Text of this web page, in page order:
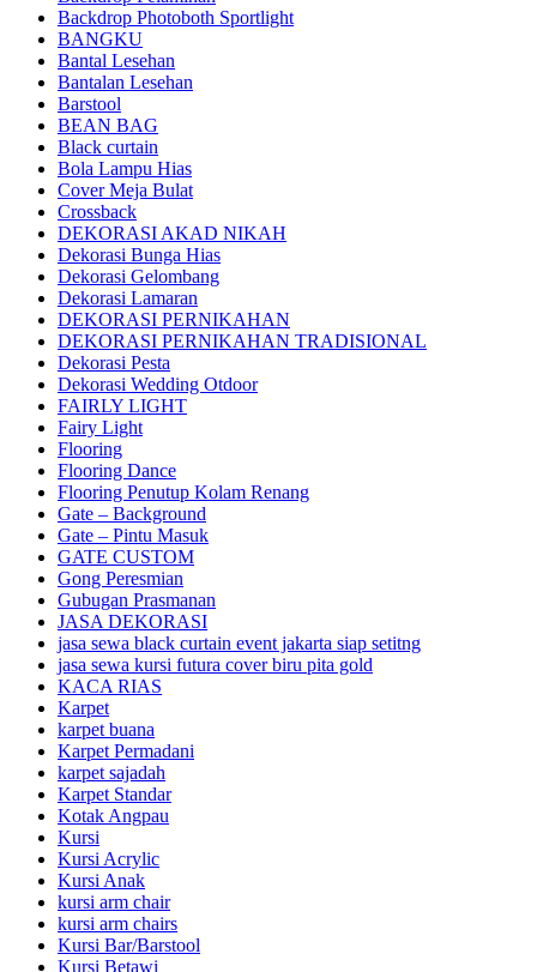
Backdrop Photoboth Sportlight
BANGKU
Bantal Lesehan
Bantalan Lesehan
Barstool
BEAN BAG
Black curtain
Bola Lampu Hias
Cover Meja Bulat
Crossback
DEKORASI AKAD NIKAH
Dekorasi Bunga Hias
Dekorasi Gelombang
Dekorasi Lamaran
DEKORASI PERNIKAHAN
DEKORASI PERNIKAHAN TRADISIONAL
Dekorasi Pesta
Dekorasi Wedding Otdoor
FAIRLY LIGHT
Fairy Light
Flooring
Flooring Dance
Flooring Penutup Kolam Renang
Gate – Background
Gate – Pintu Masuk
GATE CUSTOM
Gong Peresmian
Gubugan Prasmanan
JASA DEKORASI
jasa sewa black curtain event jakarta siap setitng
jasa sewa kursi futura cover biru pita gold
KACA RIAS
Karpet
karpet buana
Karpet Permadani
karpet sajadah
Karpet Standar
Kotak Angpau
Kursi
Kursi Acrylic
Kursi Anak
kursi arm chair
kursi arm chairs
Kursi Bar/Barstool
Kursi Betawi